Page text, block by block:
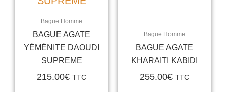
Bague Homme
BAGUE AGATE
YÉMÉNITE DAOUDI
SUPREME
215.00€ TTC
Bague Homme
BAGUE AGATE
KHARAITI KABIDI
255.00€ TTC